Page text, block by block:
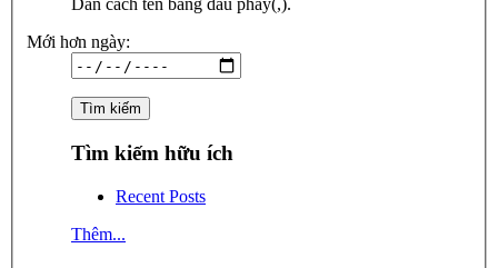
Dãn cách tên bằng dấu phẩy(,).
Mới hơn ngày:
Tìm kiếm hữu ích
Recent Posts
Thêm...